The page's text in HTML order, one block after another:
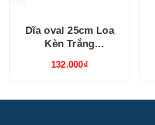
Dĩa oval 25cm Loa
Kèn Trắng
132.000₫